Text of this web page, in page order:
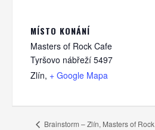
MÍSTO KONÁNÍ
Masters of Rock Cafe
Tyršovo nábřeží 5497
Zlín, + Google Mapa
Brainstorm – Zlín, Masters of Rock